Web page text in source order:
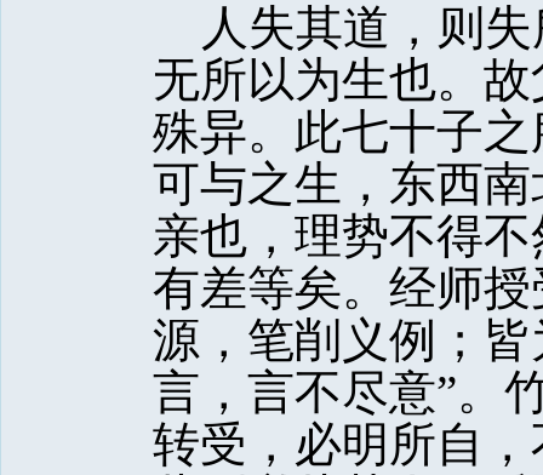
人失其道，则失
无所以为生也。
殊异。此七十子
可与之生，东西
亲也，理势不得
有差等矣。经师
源，笔削义例；
言，言不尽意”。
转受，必明所自